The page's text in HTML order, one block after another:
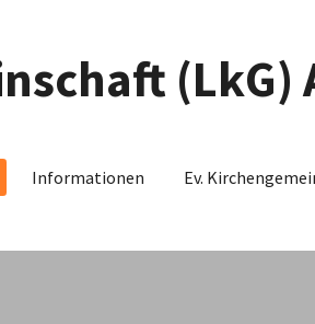
Informationen Ev.